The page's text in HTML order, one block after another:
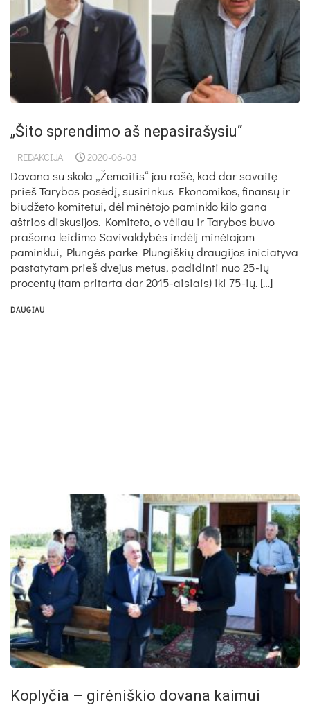
„Šito sprendimo aš nepasirašysiu“
REDAKCIJA 2020-06-03
Dovana su skola „Žemaitis“ jau rašė, kad dar savaitę
prieš Tarybos posėdį, susirinkus Ekonomikos, finansų ir
biudžeto komitetui, dėl minėtojo paminklo kilo gana
aštrios diskusijos. Komiteto, o vėliau ir Tarybos buvo
prašoma leidimo Savivaldybės indėlį minėtajam
paminklui, Plungės parke Plungiškių draugijos iniciatyva
pastatytam prieš dvejus metus, padidinti nuo 25-ių
procentų (tam pritarta dar 2015-aisiais) iki 75-ių. […]
DAUGIAU
Koplyčia – girėniškio dovana kaimui